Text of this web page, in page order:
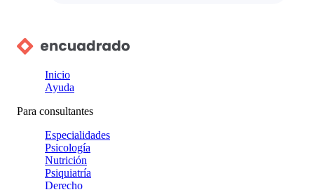
Inicio
Ayuda
Para consultantes
Especialidades
Psicología
Nutrición
Psiquiatría
Derecho